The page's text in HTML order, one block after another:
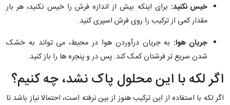
خیس نکنید: برای اینکه بیش از اندازه فرش را خیس نکنید، هر بار
مقدار کمی از ترکیب را روی فرش اسپری کنید.
جریان هوا: به جریان درآوردن هوا در محیط، می تواند به خشک
شدن سریع تر فرشتان کمک کند. پس در و پنجره ها را باز کنید.
اگر لکه با این محلول پاک نشد، چه کنیم؟
اگر لکه با استفاده از این ترکیب هنوز از بین نرفته است، احتمالا نیاز باشد تا